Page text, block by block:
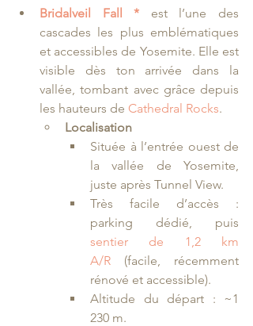
Bridalveil Fall * est l’une des
cascades les plus emblématiques
et accessibles de Yosemite. Elle est
visible dès ton arrivée dans la
vallée, tombant avec grâce depuis
les hauteurs de Cathedral Rocks.
Localisation
Située à l’entrée ouest de
la vallée de Yosemite,
juste après Tunnel View.
Très facile d’accès :
sentier de 1,2 km
A/R (facile, récemment
rénové et accessible).
Altitude du départ : ~1
230 m.